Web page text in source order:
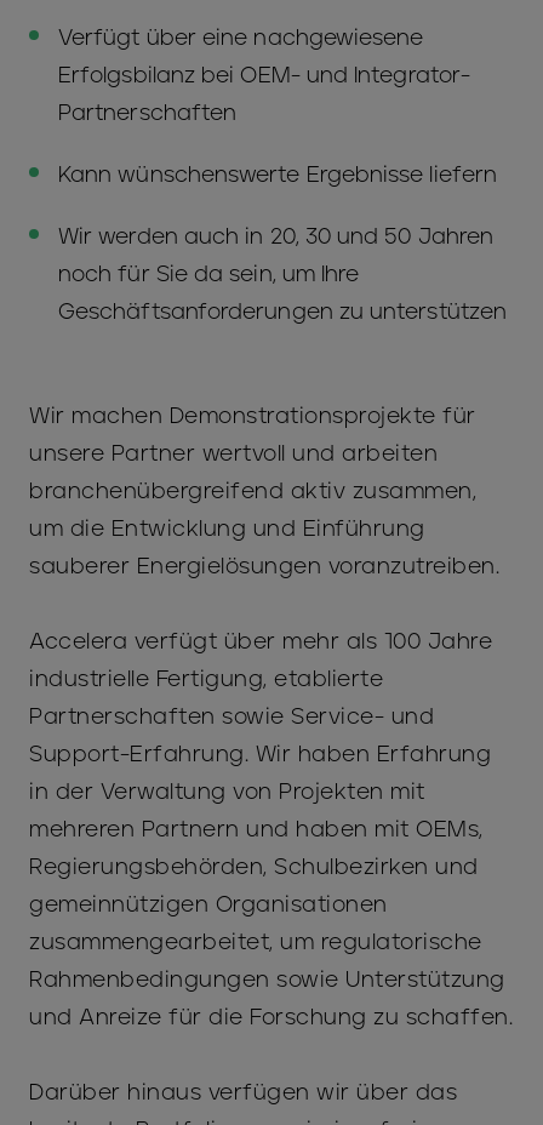
Verfügt über eine nachgewiesene
Erfolgsbilanz bei OEM- und Integrator-
Partnerschaften
Kann wünschenswerte Ergebnisse liefern
Wir werden auch in 20, 30 und 50 Jahren
noch für Sie da sein, um Ihre
Geschäftsanforderungen zu unterstützen
Wir machen Demonstrationsprojekte für
unsere Partner wertvoll und arbeiten
branchenübergreifend aktiv zusammen,
um die Entwicklung und Einführung
sauberer Energielösungen voranzutreiben.
Accelera verfügt über mehr als 100 Jahre
industrielle Fertigung, etablierte
Partnerschaften sowie Service- und
Support-Erfahrung. Wir haben Erfahrung
in der Verwaltung von Projekten mit
mehreren Partnern und haben mit OEMs,
Regierungsbehörden, Schulbezirken und
gemeinnützigen Organisationen
zusammengearbeitet, um regulatorische
Rahmenbedingungen sowie Unterstützung
und Anreize für die Forschung zu schaffen.
Darüber hinaus verfügen wir über das